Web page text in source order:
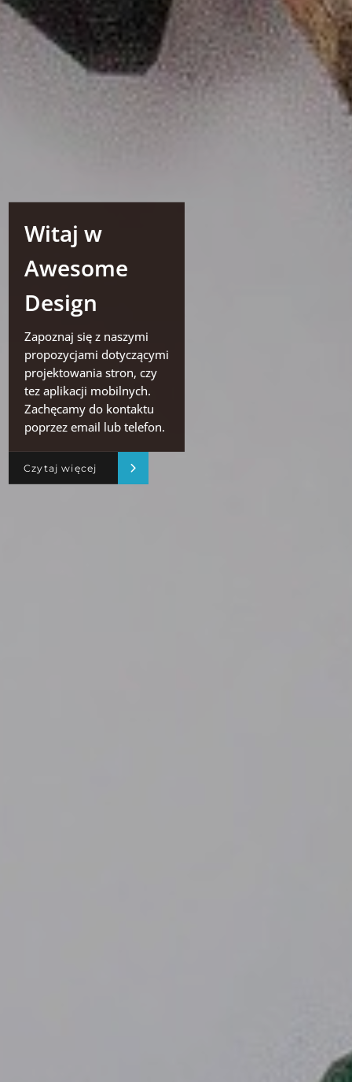
Witaj w
Awesome
Design
Zapoznaj się z naszymi
propozycjami dotyczącymi
projektowania stron, czy
tez aplikacji mobilnych.
Zachęcamy do kontaktu
poprzez email lub telefon.
Czytaj więcej